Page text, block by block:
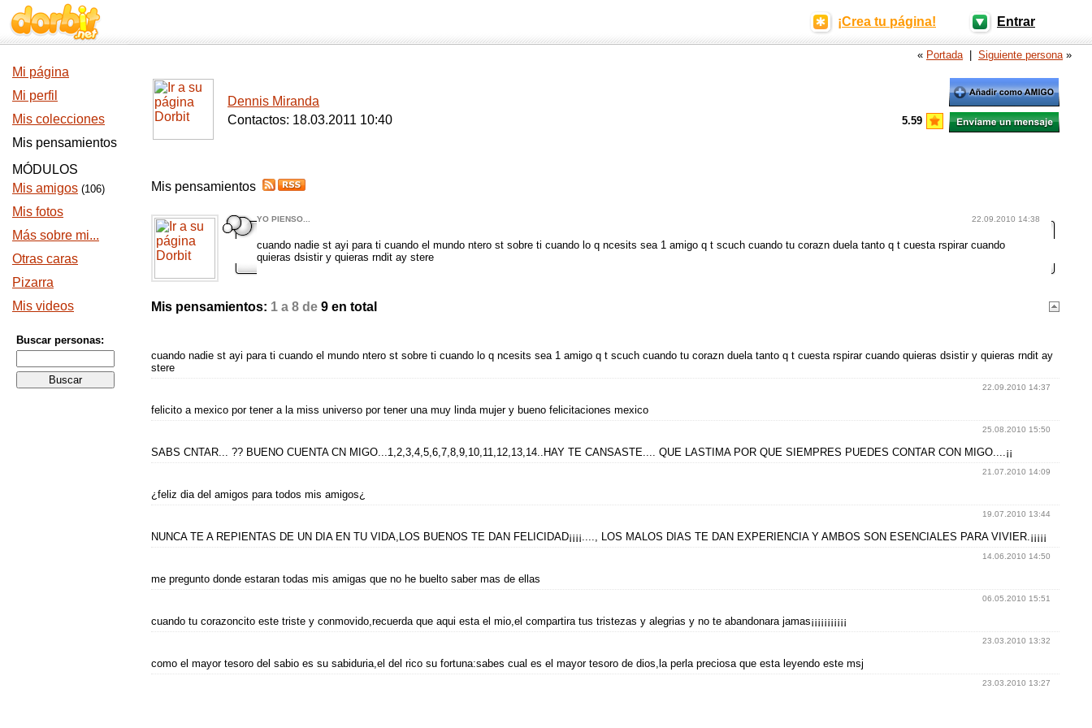
¡Crea tu página! Entrar
« Portada| Siguiente persona»
Mi página
Mi perfil
Mis colecciones
Mis pensamientos
MÓDULOS
Mis amigos (106)
Mis fotos
Más sobre mi...
Otras caras
Pizarra
Mis videos
Buscar personas:
Dennis Miranda
Contactos: 18.03.2011 10:40
5.59
Mis pensamientos
YO PIENSO... 22.09.2010 14:38
cuando nadie st ayi para ti cuando el mundo ntero st sobre ti cuando lo q ncesits sea 1 amigo q t scuch cuando tu corazn duela tanto q t cuesta rspirar cuando
quieras dsistir y quieras rndit ay stere
Mis pensamientos: 1 a 8 de 9 en total
cuando nadie st ayi para ti cuando el mundo ntero st sobre ti cuando lo q ncesits sea 1 amigo q t scuch cuando tu corazn duela tanto q t cuesta rspirar cuando quieras dsistir y quieras rndit ay
stere
22.09.2010 14:37
felicito a mexico por tener a la miss universo por tener una muy linda mujer y bueno felicitaciones mexico
25.08.2010 15:50
SABS CNTAR... ?? BUENO CUENTA CN MIGO...1,2,3,4,5,6,7,8,9,10,11,12,13,14..HAY TE CANSASTE.... QUE LASTIMA POR QUE SIEMPRES PUEDES CONTAR CON MIGO....¡¡
21.07.2010 14:09
¿feliz dia del amigos para todos mis amigos¿
19.07.2010 13:44
NUNCA TE A REPIENTAS DE UN DIA EN TU VIDA,LOS BUENOS TE DAN FELICIDAD¡¡¡¡...., LOS MALOS DIAS TE DAN EXPERIENCIA Y AMBOS SON ESENCIALES PARA VIVIER.¡¡¡¡¡
14.06.2010 14:50
me pregunto donde estaran todas mis amigas que no he buelto saber mas de ellas
06.05.2010 15:51
cuando tu corazoncito este triste y conmovido,recuerda que aqui esta el mio,el compartira tus tristezas y alegrias y no te abandonara jamas¡¡¡¡¡¡¡¡¡¡¡
23.03.2010 13:32
como el mayor tesoro del sabio es su sabiduria,el del rico su fortuna:sabes cual es el mayor tesoro de dios,la perla preciosa que esta leyendo este msj
23.03.2010 13:27